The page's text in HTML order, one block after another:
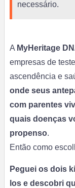
necessário.
A MyHeritage
empresas de
ascendência e
onde seus
com parentes
quais doenças
propenso.
Então como
Peguei os dois
los e descobri